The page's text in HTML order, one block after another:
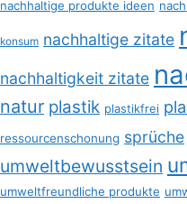
nachhaltige produkte ideen
konsum nachhaltige zitate
nachhaltigkeit zitate
natur plastik plastikfrei
ressourcenschonung sprüche
umweltbewusstsein
umweltfreundliche produkte